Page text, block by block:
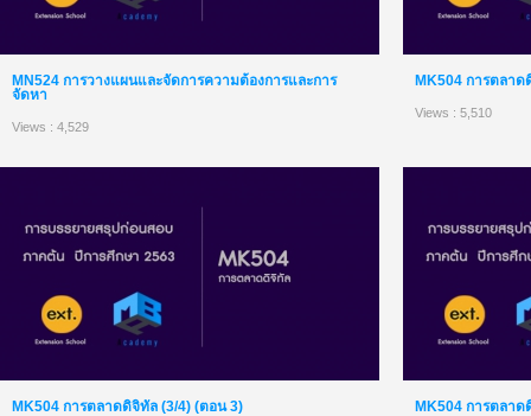
MN524 การวางแผนและจัดการความต้องการและการ
จัดหา
Views : 4,529
MK504 การตลา
Views : 5,510
MK504 การตลาดดิจิทัล (3/4) (ตอน 3) MK504 การตลา